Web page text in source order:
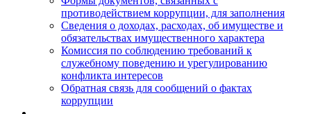
противодействием коррупции, для заполнения
Сведения о доходах, расходах, об имуществе и
обязательствах имущественного характера
Комиссия по соблюдению требований к
служебному поведению и урегулированию
конфликта интересов
Обратная связь для сообщений о фактах
коррупции